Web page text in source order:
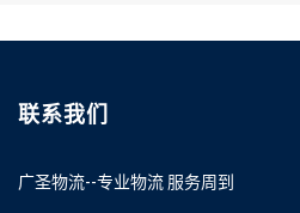
联系我们
广圣物流--专业物流 服务周到